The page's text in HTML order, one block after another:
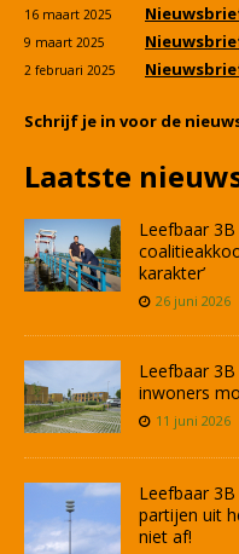
16 maart 2025
9 maart 2025
2 februari 2025
Schrijf je in voor de
Laatste
Leefbaar
karakter’
26 juni 2026
Leefbaar
inwoners
11 juni 2026
Leefbaar
partijen uit
niet af!